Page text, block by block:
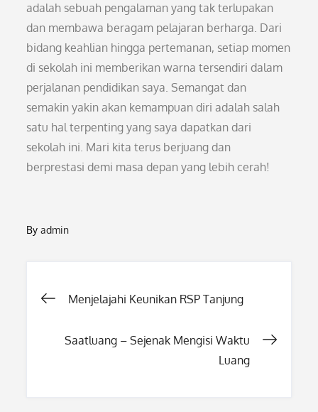
adalah sebuah pengalaman yang tak terlupakan
dan membawa beragam pelajaran berharga. Dari
bidang keahlian hingga pertemanan, setiap momen
di sekolah ini memberikan warna tersendiri dalam
perjalanan pendidikan saya. Semangat dan
semakin yakin akan kemampuan diri adalah salah
satu hal terpenting yang saya dapatkan dari
sekolah ini. Mari kita terus berjuang dan
berprestasi demi masa depan yang lebih cerah!
Byadmin
Post
navigation
Menjelajahi Keunikan RSP Tanjung
Saatluang – Sejenak Mengisi Waktu
Luang